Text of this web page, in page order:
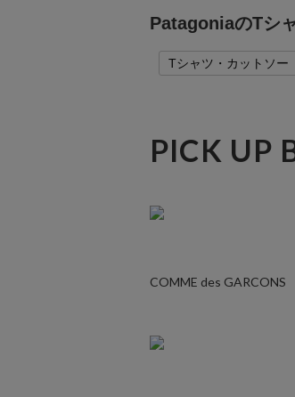
PatagoniaのTシ
Tシャツ・カットソー
PICK UP
COMME des GARCONS